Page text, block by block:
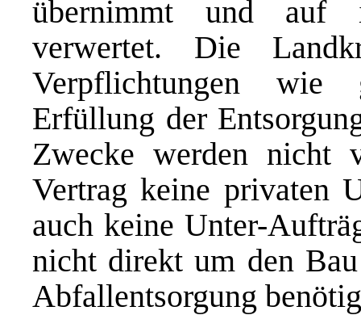
übernimmt und auf
verwertet. Die
Verpflichtungen wie
Erfüllung der
Zwecke werden nicht
Vertrag keine privaten
auch keine Unter-
nicht direkt um den
Abfallentsorgung